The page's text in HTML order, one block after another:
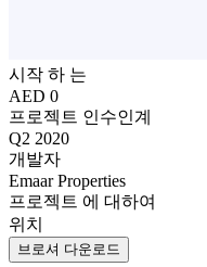
시작 하 는
AED 0
프로젝트 인수인계
Q2 2020
개발자
Emaar Properties
프로젝트 에 대하여
위치
브로셔 다운로드